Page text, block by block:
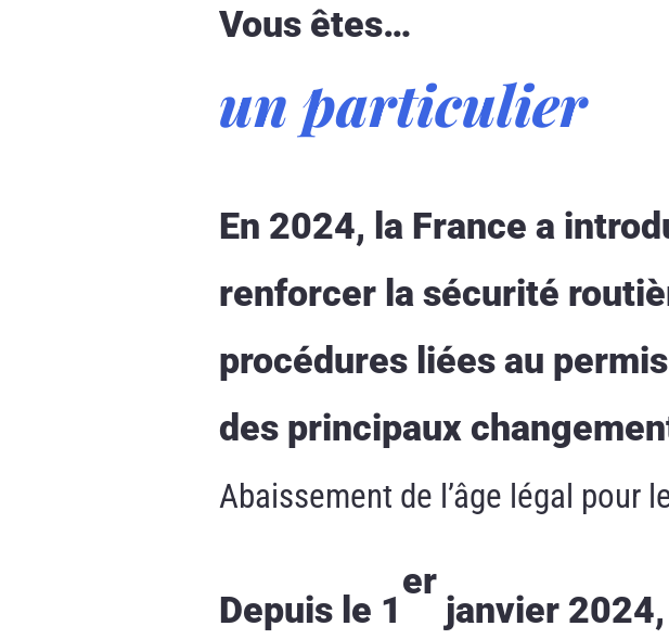
Vous êtes…
un particulier
En 2024, la France a
renforcer la sécurité
procédures liées au
des principaux
Abaissement de l’âge légal pour
Depuis le 1
er
janvier